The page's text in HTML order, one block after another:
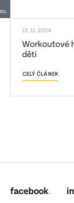
12. 11. 2024
Workoutové
děti
CELÝ ČLÁNEK
facebook